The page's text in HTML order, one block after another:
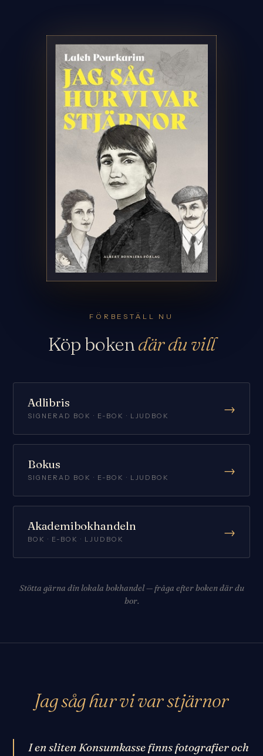
FÖRBESTÄLL NU
Köp bokendär du vill
Adlibris
SIGNERAD BOK · E-BOK · LJUDBOK
→
Bokus
SIGNERAD BOK · E-BOK · LJUDBOK
→
Akademibokhandeln
BOK · E-BOK · LJUDBOK
→
Stötta gärna din lokala bokhandel — fråga efter boken där du
bor.
Jag såg hur vi var stjärnor
I en sliten Konsumkasse finns fotografier och